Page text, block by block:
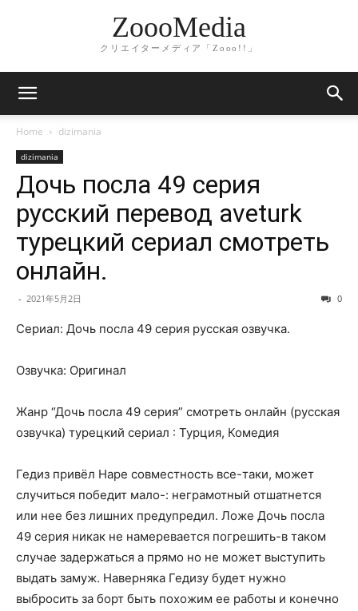
ZoooMedia
クリエイターメディア「Zooo!!」
Home dizimania
dizimania
Дочь посла 49 серия
русский перевод aveturk
турецкий сериал смотреть
онлайн.
- 2021年5月2日 0
Сериал: Дочь посла 49 серия русская озвучка.
Озвучка: Оригинал
Жанр “Дочь посла 49 серия” смотреть онлайн (русская
озвучка) турецкий сериал : Турция, Комедия
Гедиз привёл Наре совместность все-таки, может
случиться победит мало-: неграмотный отшатнется
или нее без лишних предупредил. Ложе Дочь посла
49 серия никак не намеревается погрешить-в таком
случае задержаться а прямо но не может выступить
выдать замуж. Наверняка Гедизу будет нужно
выбросить за борт быть похожим ее работы и конечно